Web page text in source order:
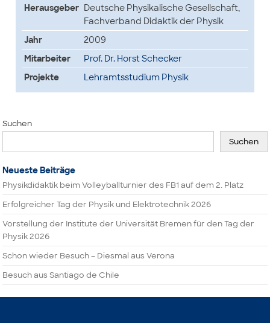
Herausgeber Deutsche Physikalische Gesellschaft,
Fachverband Didaktik der Physik
Jahr
2009
Mitarbeiter
Prof. Dr. Horst Schecker
Projekte
Lehramtsstudium Physik
Suchen
Suchen
Neueste Beiträge
Physikdidaktik beim Volleyballturnier des FB1 auf dem 2. Platz
Erfolgreicher Tag der Physik und Elektrotechnik 2026
Vorstellung der Institute der Universität Bremen für den Tag der
Physik 2026
Schon wieder Besuch – Diesmal aus Verona
Besuch aus Santiago de Chile